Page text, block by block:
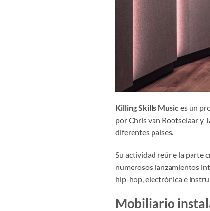
Killing Skills Musices un
por Chris van Rootselaar y
diferentes países.
Su actividad reúne la parte
numerosos lanzamientos
hip-hop, electrónica e
Mobiliario